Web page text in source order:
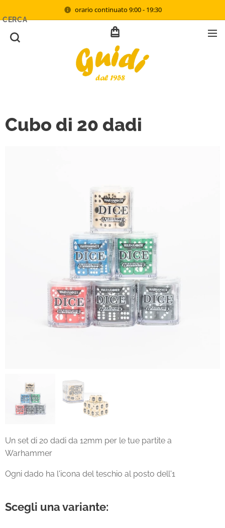
orario continuato 9:00 - 19:30
CERCA
Cubo di 20 dadi
Un set di 20 dadi da 12mm per le tue partite a
Warhammer
Ogni dado ha l'icona del teschio al posto dell'1
Scegli una variante: